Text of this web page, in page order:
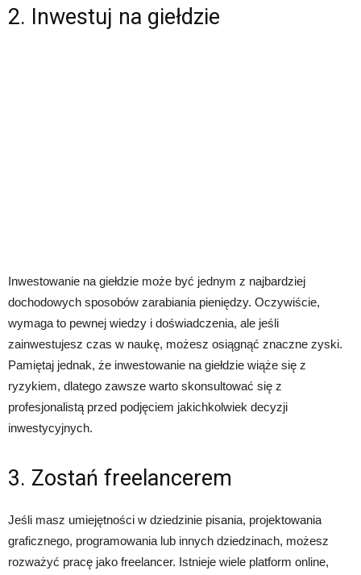
2. Inwestuj na giełdzie
Inwestowanie na giełdzie może być jednym z najbardziej
dochodowych sposobów zarabiania pieniędzy. Oczywiście,
wymaga to pewnej wiedzy i doświadczenia, ale jeśli
zainwestujesz czas w naukę, możesz osiągnąć znaczne zyski.
Pamiętaj jednak, że inwestowanie na giełdzie wiąże się z
ryzykiem, dlatego zawsze warto skonsultować się z
profesjonalistą przed podjęciem jakichkolwiek decyzji
inwestycyjnych.
3. Zostań freelancerem
Jeśli masz umiejętności w dziedzinie pisania, projektowania
graficznego, programowania lub innych dziedzinach, możesz
rozważyć pracę jako freelancer. Istnieje wiele platform online,